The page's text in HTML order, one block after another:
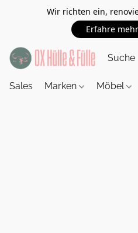
Wir richten ein,
Erfahre
Sales Marken Möbel